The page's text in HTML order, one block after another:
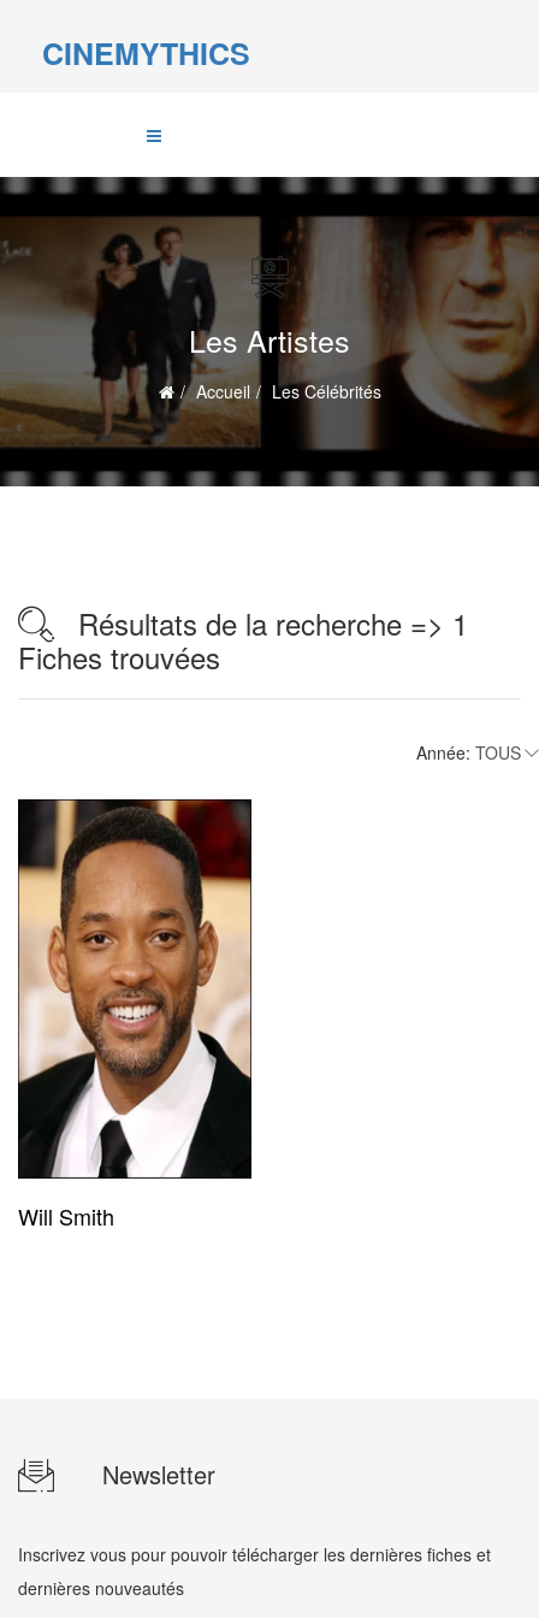
CINEMYTHICS
Les Artistes
Accueil Les Célébrités
Résultats de la recherche => 1
Fiches trouvées
Année:
Will Smith
Newsletter
Inscrivez vous pour pouvoir télécharger les dernières fiches et
dernières nouveautés